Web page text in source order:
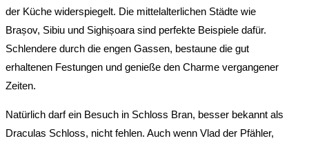
der Küche widerspiegelt. Die mittelalterlichen Städte wie
Brașov, Sibiu und Sighișoara sind perfekte Beispiele dafür.
Schlendere durch die engen Gassen, bestaune die gut
erhaltenen Festungen und genieße den Charme vergangener
Zeiten.
Natürlich darf ein Besuch in Schloss Bran, besser bekannt als
Draculas Schloss, nicht fehlen. Auch wenn Vlad der Pfähler,